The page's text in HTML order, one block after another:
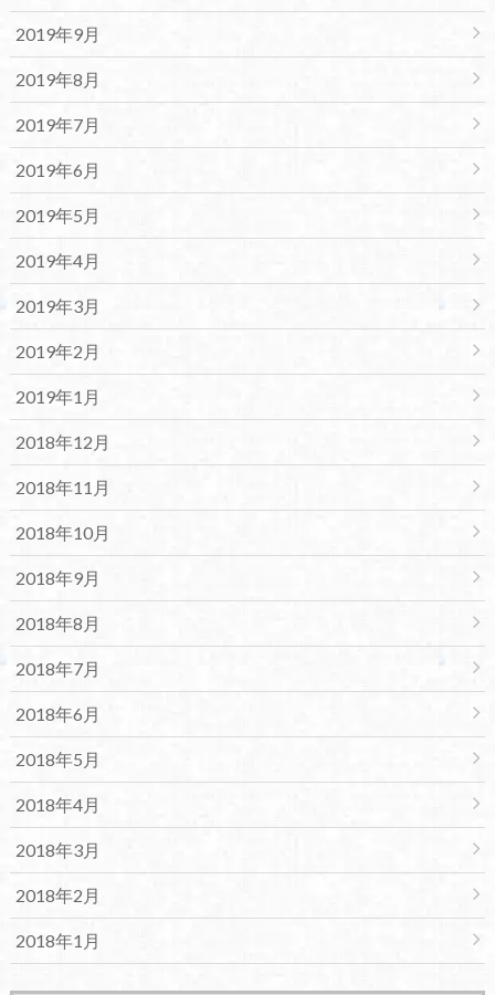
2019年9月
2019年8月
2019年7月
2019年6月
2019年5月
2019年4月
2019年3月
2019年2月
2019年1月
2018年12月
2018年11月
2018年10月
2018年9月
2018年8月
2018年7月
2018年6月
2018年5月
2018年4月
2018年3月
2018年2月
2018年1月